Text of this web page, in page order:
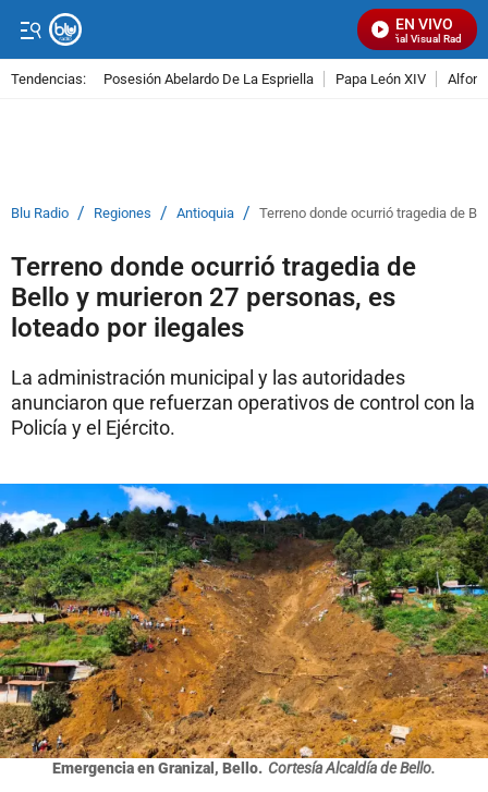
EN VIVO
Señal Visual Radio
Tendencias: Posesión Abelardo De La Espriella Papa León XIV
Blu Radio / Regiones / Antioquia / Terreno donde ocurrió tragedia de
Terreno donde ocurrió tragedia de
Bello y murieron 27 personas, es
loteado por ilegales
La administración municipal y las autoridades
anunciaron que refuerzan operativos de control con la
Policía y el Ejército.
Emergencia en Granizal, Bello. Cortesía Alcaldía de Bello.